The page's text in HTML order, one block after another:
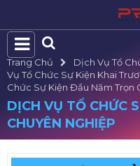
Trang Chủ Dịch Vụ Tổ
Vụ Tổ Chức Sự Kiện Khai
Chức Sự Kiện Đầu Năm Trọn
DỊCH VỤ TỔ CHỨC
CHUYÊN NGHIỆP